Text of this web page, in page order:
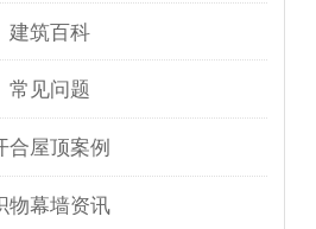
建筑百科
常见问题
合屋顶案例
物幕墙资讯